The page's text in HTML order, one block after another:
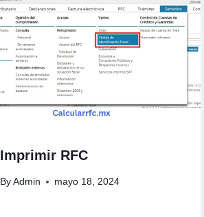
Imprimir RFC
By Admin mayo 18, 2024